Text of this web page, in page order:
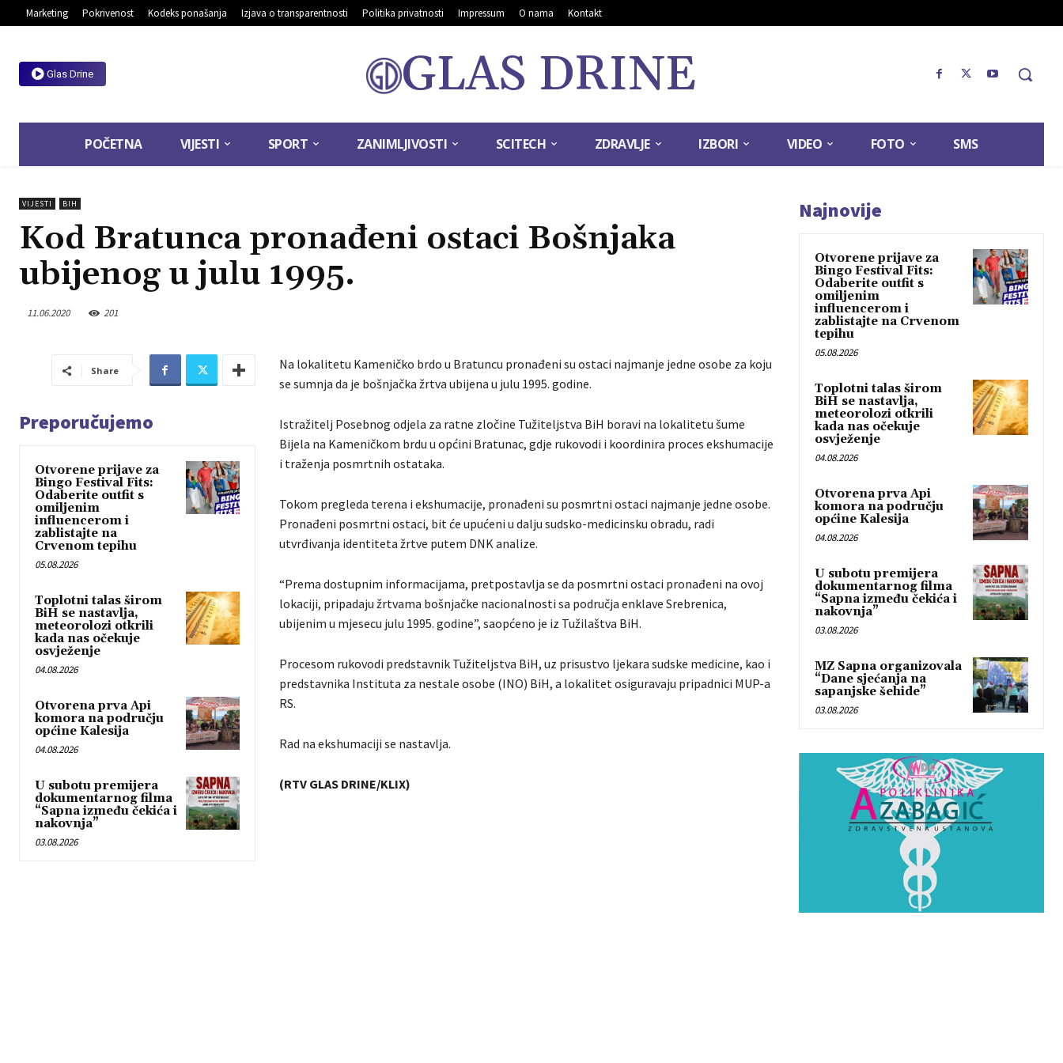
Marketing Pokrivenost Kodeks ponašanja Izjava o transparentnosti Politika privatnosti Impressum O nama Kontakt
Glas Drine GLAS DRINE
POČETNA VIJESTI SPORT ZANIMLJIVOSTI SCITECH ZDRAVLJE IZBORI VIDEO FOTO SMS
VIJESTI BIH
Kod Bratunca pronađeni ostaci Bošnjaka
ubijenog u julu 1995.
11.06.2020 201
Share
Preporučujemo
Otvorene prijave za
Bingo Festival Fits:
Odaberite outfit s
omiljenim
influencerom i
zablistajte na
Crvenom tepihu
05.08.2026
Toplotni talas širom
BiH se nastavlja,
meteorolozi otkrili
kada nas očekuje
osvježenje
04.08.2026
Otvorena prva Api
komora na području
općine Kalesija
04.08.2026
U subotu premijera
dokumentarnog filma
“Sapna između čekića i
nakovnja”
03.08.2026
Na lokalitetu Kameničko brdo u Bratuncu pronađeni su ostaci najmanje jedne osobe za koju
se sumnja da je bošnjačka žrtva ubijena u julu 1995. godine.
Istražitelj Posebnog odjela za ratne zločine Tužiteljstva BiH boravi na lokalitetu šume
Bijela na Kameničkom brdu u općini Bratunac, gdje rukovodi i koordinira proces ekshumacije
i traženja posmrtnih ostataka.
Tokom pregleda terena i ekshumacije, pronađeni su posmrtni ostaci najmanje jedne osobe.
Pronađeni posmrtni ostaci, bit će upućeni u dalju sudsko-medicinsku obradu, radi
utvrđivanja identiteta žrtve putem DNK analize.
“Prema dostupnim informacijama, pretpostavlja se da posmrtni ostaci pronađeni na ovoj
lokaciji, pripadaju žrtvama bošnjačke nacionalnosti sa područja enklave Srebrenica,
ubijenim u mjesecu julu 1995. godine”, saopćeno je iz Tužilaštva BiH.
Procesom rukovodi predstavnik Tužiteljstva BiH, uz prisustvo ljekara sudske medicine, kao i
predstavnika Instituta za nestale osobe (INO) BiH, a lokalitet osiguravaju pripadnici MUP-a
RS.
Rad na ekshumaciji se nastavlja.
(RTV GLAS DRINE/KLIX)
Najnovije
Otvorene prijave za
Bingo Festival Fits:
Odaberite outfit s
omiljenim
influencerom i
zablistajte na Crvenom
tepihu
05.08.2026
Toplotni talas širom
BiH se nastavlja,
meteorolozi otkrili
kada nas očekuje
osvježenje
04.08.2026
Otvorena prva Api
komora na području
općine Kalesija
04.08.2026
U subotu premijera
dokumentarnog filma
“Sapna između čekića i
nakovnja”
03.08.2026
MZ Sapna organizovala
“Dane sjećanja na
sapanjske šehide”
03.08.2026